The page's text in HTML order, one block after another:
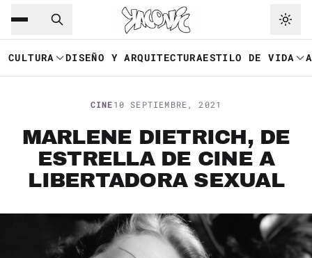
Saltar al contenido principal
CULTURA DISEÑO Y ARQUITECTURAESTILO DE VIDA
CINE10 SEPTIEMBRE, 2021
MARLENE DIETRICH, DE
ESTRELLA DE CINE A
LIBERTADORA SEXUAL